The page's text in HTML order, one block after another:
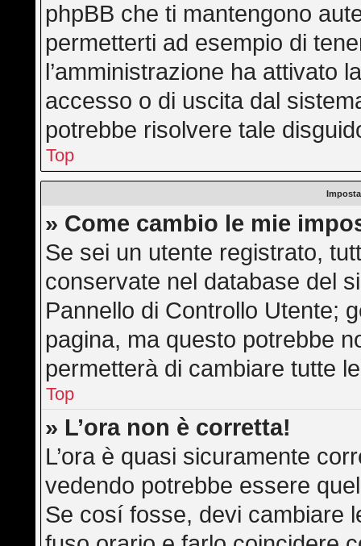
phpBB che ti mantengono
permetterti ad esempio di
l’amministrazione ha attivato
accesso o di uscita dal
potrebbe risolvere tale
Top
» Come cambio le mie
Se sei un utente registrato,
conservate nel database del
Pannello di Controllo Utente;
pagina, ma questo potrebbe
permetterà di cambiare tutte
Top
» L’ora non è corretta!
L’ora è quasi sicuramente
vedendo potrebbe essere
Se cosí fosse, devi cambiare